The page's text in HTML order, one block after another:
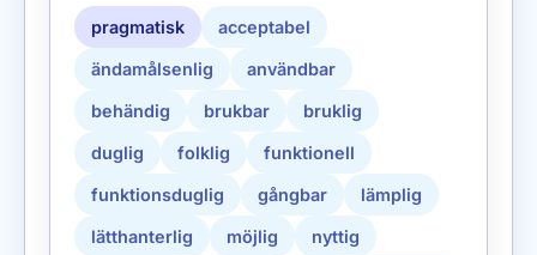
pragmatisk acceptabel
ändamålsenlig användbar
behändig brukbar bruklig
duglig folklig funktionell
funktionsduglig gångbar lämplig
lätthanterlig möjlig nyttig